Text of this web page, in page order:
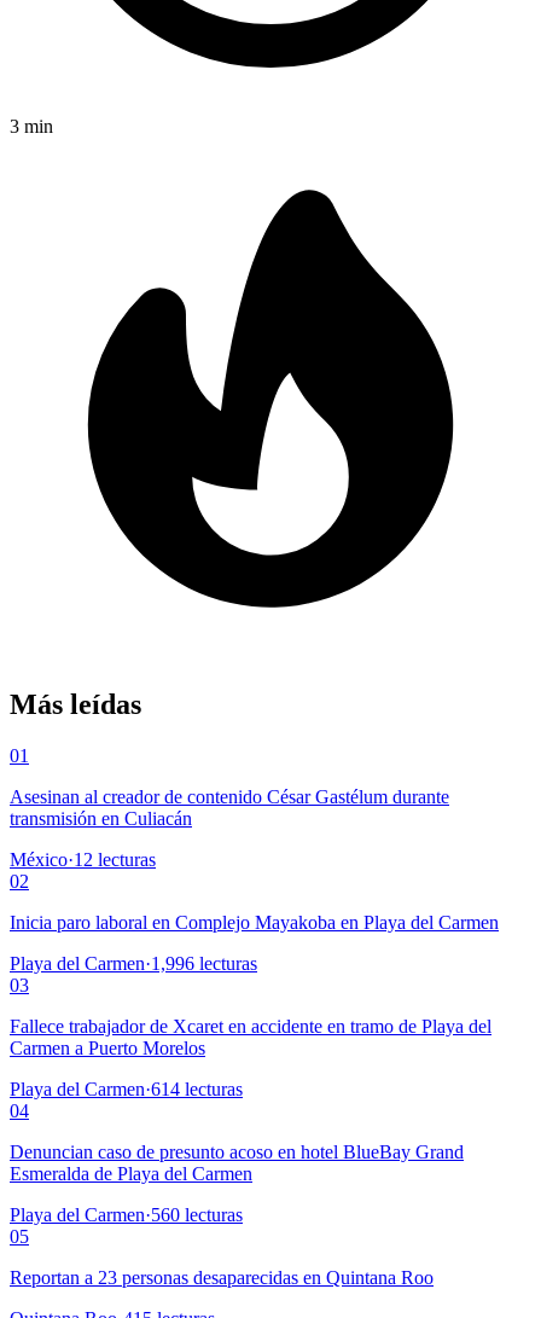
3 min
Más leídas
01
Asesinan al creador de contenido César Gastélum durante
transmisión en Culiacán
México·12 lecturas
02
Inicia paro laboral en Complejo Mayakoba en Playa del Carmen
Playa del Carmen·1,996 lecturas
03
Fallece trabajador de Xcaret en accidente en tramo de Playa del
Carmen a Puerto Morelos
Playa del Carmen·614 lecturas
04
Denuncian caso de presunto acoso en hotel BlueBay Grand
Esmeralda de Playa del Carmen
Playa del Carmen·560 lecturas
05
Reportan a 23 personas desaparecidas en Quintana Roo